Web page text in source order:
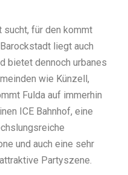
sucht, für den kommt
liegt auch
bietet dennoch urbanes
wie Künzell,
Fulda auf immerhin
ICE Bahnhof, eine
und auch eine sehr
Partyszene.